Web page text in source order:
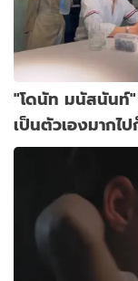
"โดนัท มนัสนันท์
เป็นตัวเองมากไ